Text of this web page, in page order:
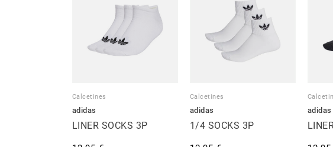
Calcetines
adidas
LINER SOCKS 3P
Calcetines
adidas
1/4 SOCKS 3P
adidas